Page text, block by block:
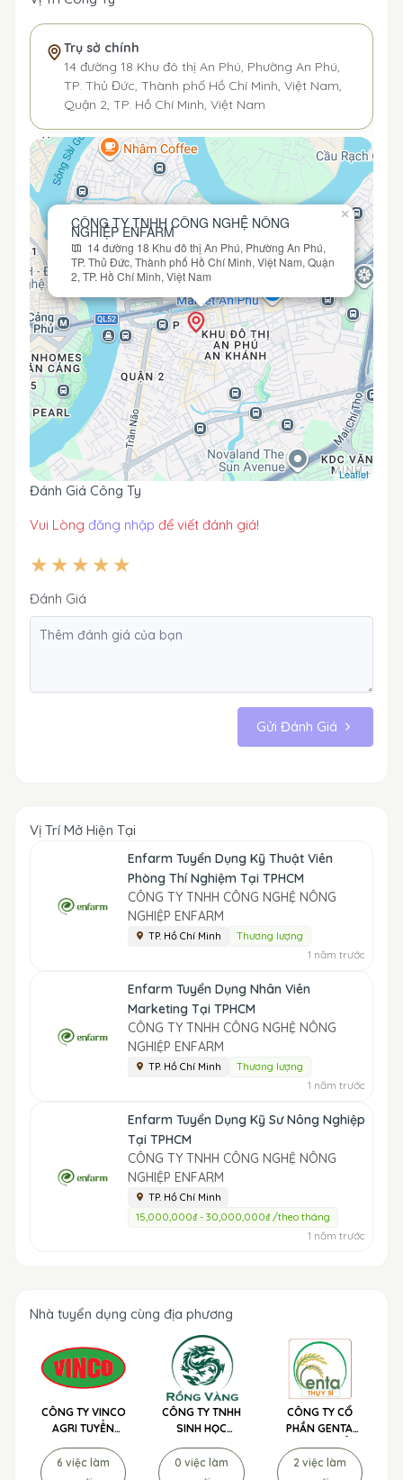
Trụ sở chính
14 đường 18 Khu đô thị An Phú, Phường An Phú,
TP. Thủ Đức, Thành phố Hồ Chí Minh, Việt Nam,
Quận 2, TP. Hồ Chí Minh, Việt Nam
CÔNG TY TNHH CÔNG NGHỆ NÔNG
NGHIỆP ENFARM
14 đường 18 Khu đô thị An Phú, Phường An Phú,
TP. Thủ Đức, Thành phố Hồ Chí Minh, Việt Nam, Quận
2, TP. Hồ Chí Minh, Việt Nam
×
Leaflet
Đánh Giá Công Ty
Vui Lòng đăng nhập để viết đánh giá!
Đánh Giá
Gửi Đánh Giá
Vị Trí Mở Hiện Tại
Enfarm Tuyển Dụng Kỹ Thuật Viên
Phòng Thí Nghiệm Tại TPHCM
CÔNG TY TNHH CÔNG NGHỆ NÔNG
NGHIỆP ENFARM
TP. Hồ Chí Minh Thương lượng
1 năm trước
Enfarm Tuyển Dụng Nhân Viên
Marketing Tại TPHCM
CÔNG TY TNHH CÔNG NGHỆ NÔNG
NGHIỆP ENFARM
TP. Hồ Chí Minh Thương lượng
1 năm trước
Enfarm Tuyển Dụng Kỹ Sư Nông Nghiệp
Tại TPHCM
CÔNG TY TNHH CÔNG NGHỆ NÔNG
NGHIỆP ENFARM
TP. Hồ Chí Minh
15,000,000₫ - 30,000,000₫ /theo tháng
1 năm trước
Nhà tuyển dụng cùng địa phương
CÔNG TY VINCO
AGRI TUYỂN
DỤNG
6 việc làm
CÔNG TY TNHH
SINH HỌC
NÔNG NGHIỆP
RỒNG VÀNG
TUYỂN DỤNG
0 việc làm
CÔNG TY CỔ
PHẦN GENTA
THỤY SĨ TUYỂN
DỤNG
2 việc làm